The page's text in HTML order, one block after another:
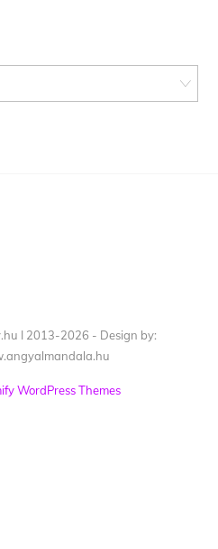
I 2013-2026 - Design by:
WordPress Themes